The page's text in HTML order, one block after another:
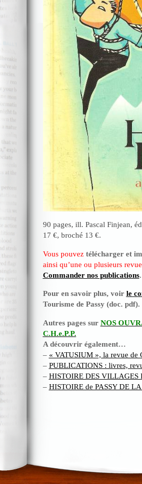
90 pages, ill. Pascal Finjean,
17 €, broché 13 €.
Vous pouvez télécharger et
ainsi qu’une ou plusieurs
Commander nos publications.
Pour en savoir plus, voir le
Tourisme de Passy (doc. pdf).
Autres pages sur NOS
C.H.e.P.P.
A découvrir également…
– « VATUSIUM », la revue de
– PUBLICATIONS : livres,
– HISTOIRE DES VILLAGES
– HISTOIRE de PASSY DE